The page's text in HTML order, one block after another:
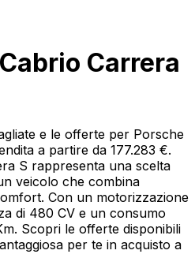
Carrera
e le offerte per Porsche
a partire da 177.283 €.
S rappresenta una scelta
veicolo che combina
Con un motorizzazione
di 480 CV e un consumo
Scopri le offerte disponibili
per te in acquisto a